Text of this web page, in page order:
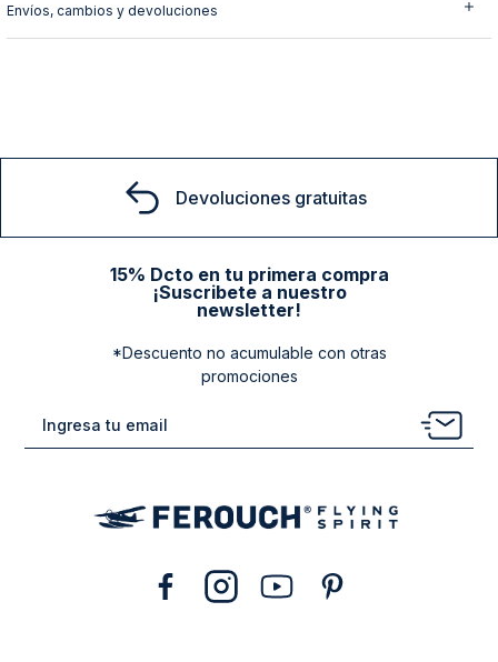
Envíos, cambios y devoluciones
Devoluciones gratuitas
15% Dcto en tu primera compra
¡Suscribete a nuestro
newsletter!
*Descuento no acumulable con otras
promociones